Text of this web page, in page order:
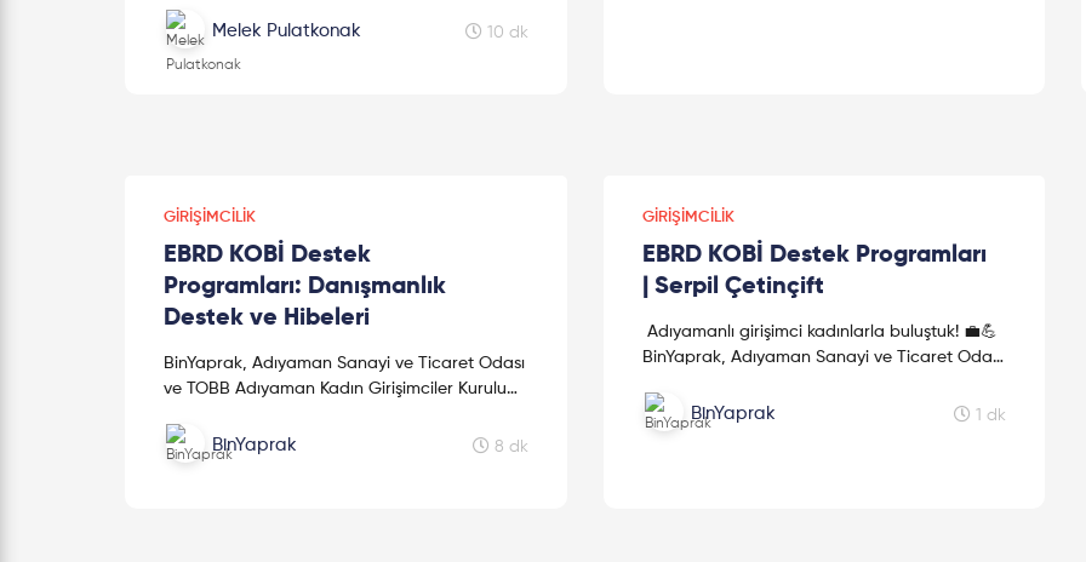
Melek Pulatkonak 10 dk
GIRIŞIMCILIK
EBRD KOBİ Destek
Programları: Danışmanlık
Destek ve Hibeleri
BinYaprak, Adıyaman Sanayi ve Ticaret Odası
ve TOBB Adıyaman Kadın Girişimciler Kurulu
etkinlikte EBRD KOBİ Danışmanlık Ülke Müdürü
Serpil Çetinçift tarafından "EBRD KOBİ Destek
BinYaprak 8 dk
GIRIŞIMCILIK
EBRD KOBİ Destek Programları
| Serpil Çetinçift
Adıyamanlı girişimci kadınlarla buluştuk! 💼💪
BinYaprak, Adıyaman Sanayi ve Ticaret Odası
ev sahipliğinde ...
BinYaprak 1 dk